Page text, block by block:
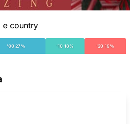
e country
'00 27% '10 18% '20 19%